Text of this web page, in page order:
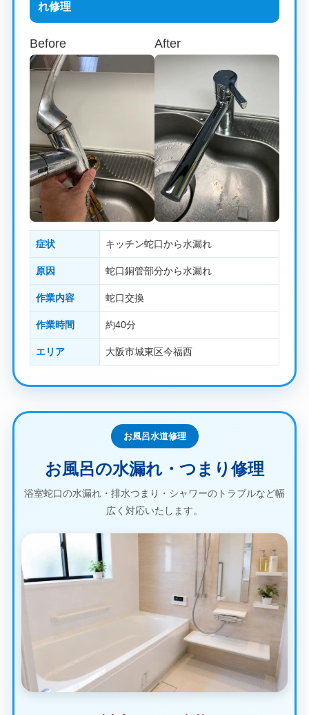
れ修理
Before After
症状 キッチン蛇口から水漏れ
原因 蛇口銅管部分から水漏れ
作業内容 蛇口交換
作業時間 約40分
エリア 大阪市城東区今福西
お風呂水道修理
お風呂の水漏れ・つまり修理
浴室蛇口の水漏れ・排水つまり・シャワーのトラブルなど幅
広く対応いたします。